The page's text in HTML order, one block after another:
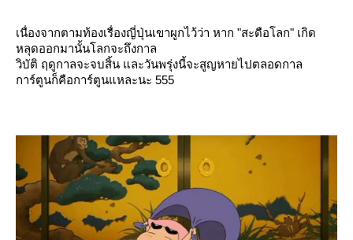
เนื่องจากตามท้องเรื่องญี่ปุ่นเขาผูกไว้ว่า หาก "สะดือโลก" เกิด
หลุดออกมานั้นโลกจะถึงกาล
วิบัติ ฤดูกาลจะจบสิ้น และวันพรุ่งนี้จะสูญหายไปตลอดกาล
การ์ตูนก็คือการ์ตูนแหละนะ 555